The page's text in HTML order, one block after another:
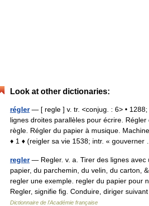
Look at other dictionaries:
régler— [ regle ] v. tr. <conjug. : 6> •
lignes droites parallèles pour écrire.
règle. Régler du papier à musique.
♦ 1 ♦ (reigler sa vie 1538; intr. «
regler— Regler. v. a. Tirer des lignes avec
papier, du parchemin, du velin, du carton,
regler une exemple. regler du papier pour
Regler, signifie fig. Conduire, diriger
Dictionnaire de l'Académie française